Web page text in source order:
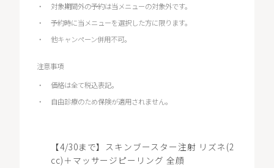
対象期間外の予約は当メニューの対象外です。
予約時に当メニューを選択した方に限ります。
他キャンペーン併用不可。
注意事項
価格は全て税込表記。
自由診療のため保険が適用されません。
【4/30まで】スキンブースター注射 リズネ(2
cc)＋マッサージピーリング 全顔